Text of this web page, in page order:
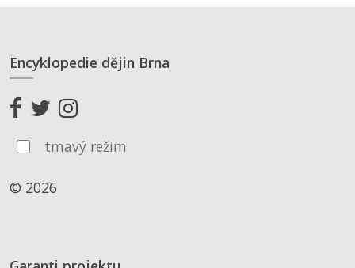
Encyklopedie dějin Brna
tmavý režim
© 2026